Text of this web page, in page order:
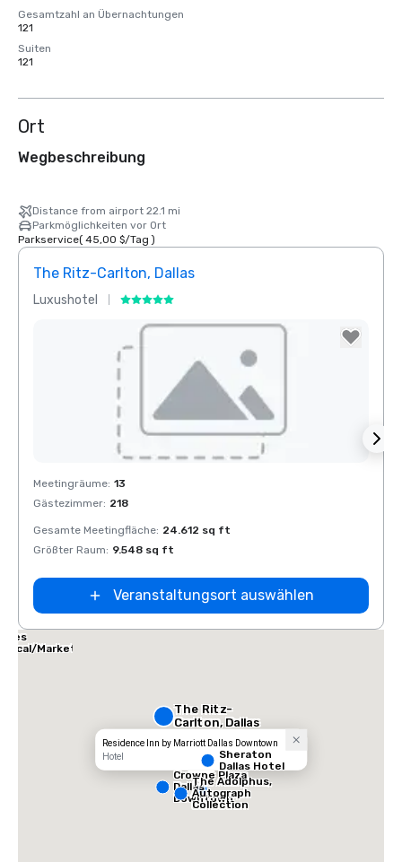
Gesamtzahl an Übernachtungen
121
Suiten
121
Ort
Wegbeschreibung
Distance from airport 22.1 mi
Parkmöglichkeiten vor Ort
Parkservice( 45,00 $/Tag )
The Ritz-Carlton, Dallas
Luxushotel
Removed from favorites
Meetingräume: 13
Gästezimmer: 218
Gesamte Meetingfläche: 24.612 sq ft
Größter Raum: 9.548 sq ft
Veranstaltungsort auswählen
Residence Inn by Marriott Dallas Downtown
Hotel
The Ritz-
Carlton, Dallas
Sheraton
Dallas Hotel
Crowne Plaza
Dallas
Downtown
The Adolphus,
Autograph
Collection
Marriott
Market